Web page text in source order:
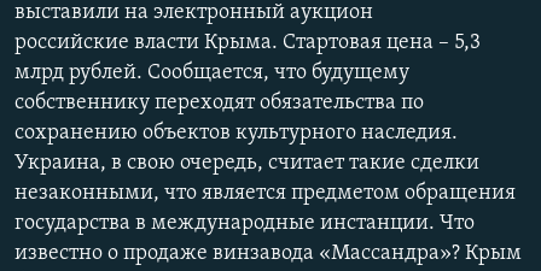
Все сайты RFE/RL
выставили на электронный аукцион
российские власти Крыма. Стартовая цена – 5,3
млрд рублей. Сообщается, что будущему
собственнику переходят обязательства по
сохранению объектов культурного наследия.
Украина, в свою очередь, считает такие сделки
незаконными, что является предметом обращения
государства в международные инстанции. Что
известно о продаже винзавода «Массандра»? Крым